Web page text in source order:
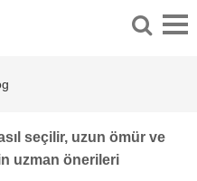
seçilir, uzun ömür ve
uzman önerileri